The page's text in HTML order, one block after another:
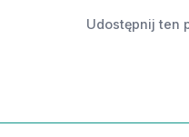
Udostępnij ten